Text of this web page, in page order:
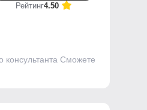
Рейтинг4.50
Сможете